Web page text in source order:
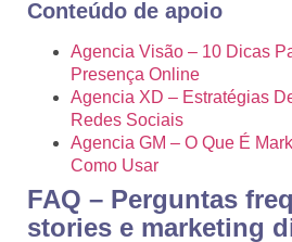
Conteúdo de apoio
Agencia Visão – 10 Dicas
Presença Online
Agencia XD – Estratégias
Redes Sociais
Agencia GM – O Que É
Como Usar
FAQ – Perguntas
stories e marketing